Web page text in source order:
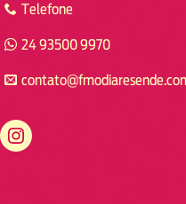
Telefone
24 93500 9970
https://www.instagram.com/fmodiaresende